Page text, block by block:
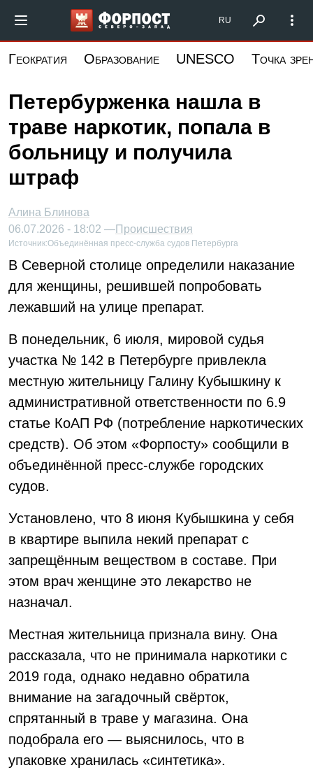
основному
Форпост Северо-Запад
RU
Геократия Образование UNESCO Точка
Петербурженка нашла в
траве наркотик, попала в
больницу и получила
штраф
Алина Блинова
06.07.2026 - 18:02 —Происшествия
Источник:Объединённая пресс-служба судов Петербурга
В Северной столице определили наказание
для женщины, решившей попробовать
лежавший на улице препарат.
В понедельник, 6 июля, мировой судья
участка № 142 в Петербурге привлекла
местную жительницу Галину Кубышкину к
административной ответственности по 6.9
статье КоАП РФ (потребление наркотических
средств). Об этом «Форпосту» сообщили в
объединённой пресс-службе городских
судов.
Установлено, что 8 июня Кубышкина у себя
в квартире выпила некий препарат с
запрещённым веществом в составе. При
этом врач женщине это лекарство не
назначал.
Местная жительница признала вину. Она
рассказала, что не принимала наркотики с
2019 года, однако недавно обратила
внимание на загадочный свёрток,
спрятанный в траве у магазина. Она
подобрала его — выяснилось, что в
упаковке хранилась «синтетика».